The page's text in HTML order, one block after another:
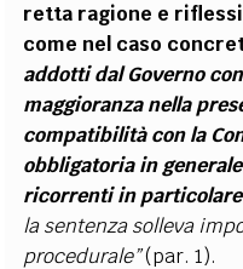
retta ragione e
come nel caso
addotti dal Governo
maggioranza nella
compatibilità con la
obbligatoria in
ricorrenti in
la sentenza solleva
procedurale”(par. 1).